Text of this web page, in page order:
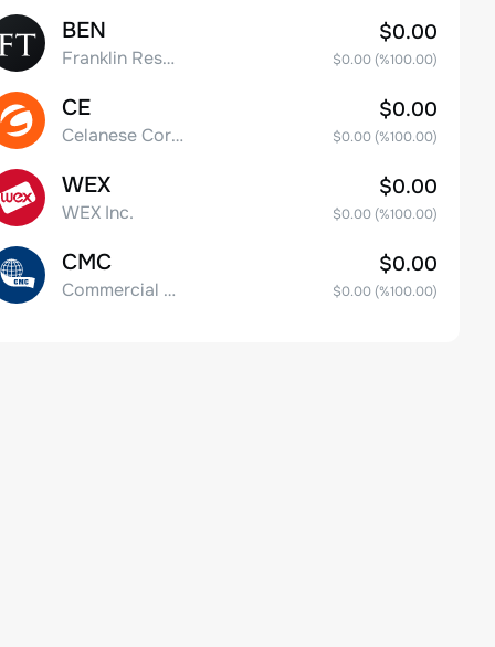
BEN
Franklin Resources, Inc.
$0.00
$0.00(%100.00)
CE
Celanese Corporation Common Stock
$0.00
$0.00(%100.00)
WEX
WEX Inc.
$0.00
$0.00(%100.00)
CMC
Commercial Metals Company
$0.00
$0.00(%100.00)